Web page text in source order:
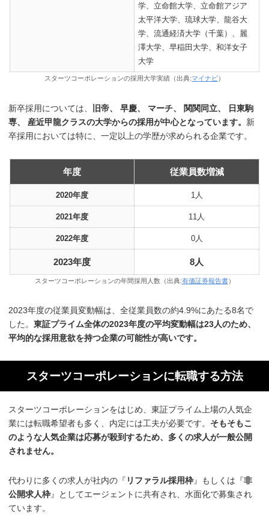
学、立命館大学、立命館アジア
太平洋大学、琉球大学、龍谷大
学、流通経済大学（千葉）、麗
澤大学、早稲田大学、和洋女子
大学
スターツコーポレーションの採用大学実績（出典:マイナビ）
新卒採用については、
旧帝、 早慶、 マーチ、 関関同立、 日東駒
専、 産近甲龍クラスの大学からの採用が中心となっています。 新
卒採用においては特に、一定以上の学歴が求められる企業です。
年度 従業員数増減
2020年度 1人
2021年度 11人
2022年度 0人
2023年度 8人
スターツコーポレーションの年間採用人数（出典:有価証券報告書）
2023年度の従業員変動幅は、全従業員数の約4.9%にあたる8名で
した。東証プライム全体の2023年度の平均変動幅は23人のため、
平均的な採用意欲を持つ企業の可能性が高いです。
スターツコーポレーションに転職する方法
スターツコーポレーションをはじめ、東証プライム上場の人気企
業には転職希望者も多く、内定には工夫が必要です。 そもそもこ
のような人気企業は応募が殺到するため、多くの求人が一般公開
されません。
代わりに多くの求人が社内の『 リファラル採用枠』もしくは『非
公開求人枠』としてエージェントに共有され、水面化で募集され
ています。